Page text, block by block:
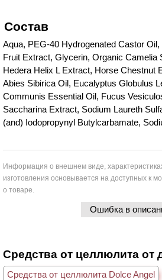
Состав
Aqua, PEG-40 Hydrogenated Castor
Fruit Extract, Glycerin, Organic Camelia
Hedera Helix L Extract, Horse Chestnut
Abies Sibirica Oil, Eucalyptus Globulus
Communis Essential Oil, Fucus
Saccharina Extract, Sodium Laureth
(and) Iodopropynyl Butylcarbamate,
Информация о внешнем виде,
изготовления основывается на доступных к
о товаре.
Ошибка в
Средства от целлюлита от
Средства от целлюлита Dolce Angel